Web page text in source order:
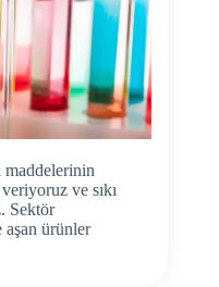
maddelerinin
ve sıkı
Sektör
aşan ürünler